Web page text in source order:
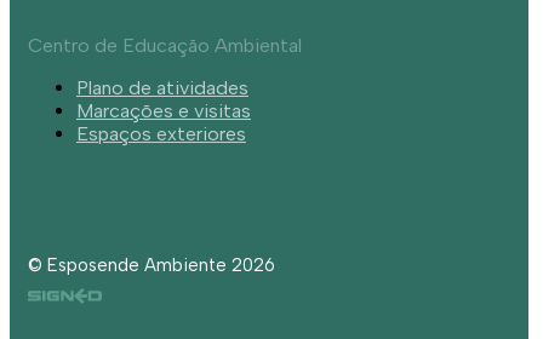
Centro de Educação Ambiental
Plano de atividades
Marcações e visitas
Espaços exteriores
© Esposende Ambiente 2026